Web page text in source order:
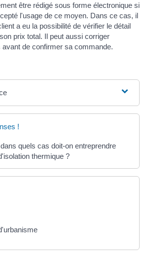
être rédigé sous forme électronique si
l'usage de ce moyen. Dans ce cas, il
a eu la possibilité de vérifier le détail
prix total. Il peut aussi corriger
de confirmer sa commande.
!
quels cas doit-on entreprendre
thermique ?